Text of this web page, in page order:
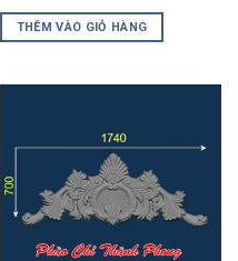
THÊM VÀO GIỎ HÀNG